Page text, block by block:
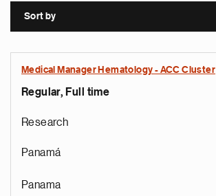
Sort by
Medical Manager Hematology - ACC Cluster
Regular, Full time
Research
Panamá
Panama